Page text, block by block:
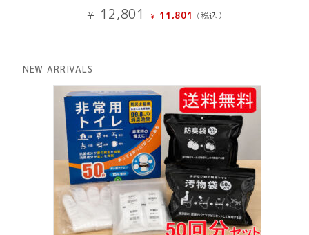
¥12,801 元
で
し
た。
¥ 11,801 現
¥ 11,801
で
す。
(税込）
NEW ARRIVALS